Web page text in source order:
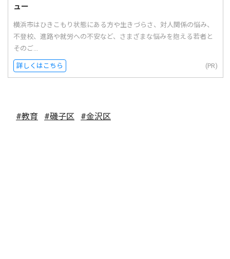
ュー
横浜市はひきこもり状態にある方や生きづらさ、対人関係の悩み、
不登校、進路や就労への不安など、さまざまな悩みを抱える若者と
そのご...
詳しくはこちら (PR)
#教育 #磯子区 #金沢区